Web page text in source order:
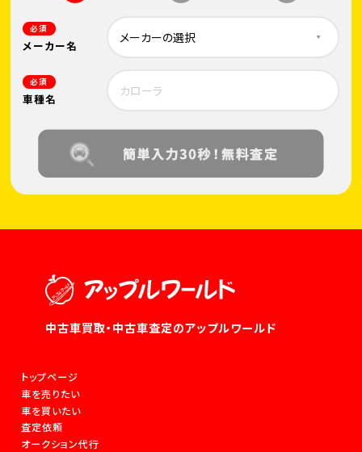
必須
メーカー名
必須
車種名
中古車買取・中古車査定のアップルワールド
トップページ
車を売りたい
車を買いたい
査定依頼
オークション代行